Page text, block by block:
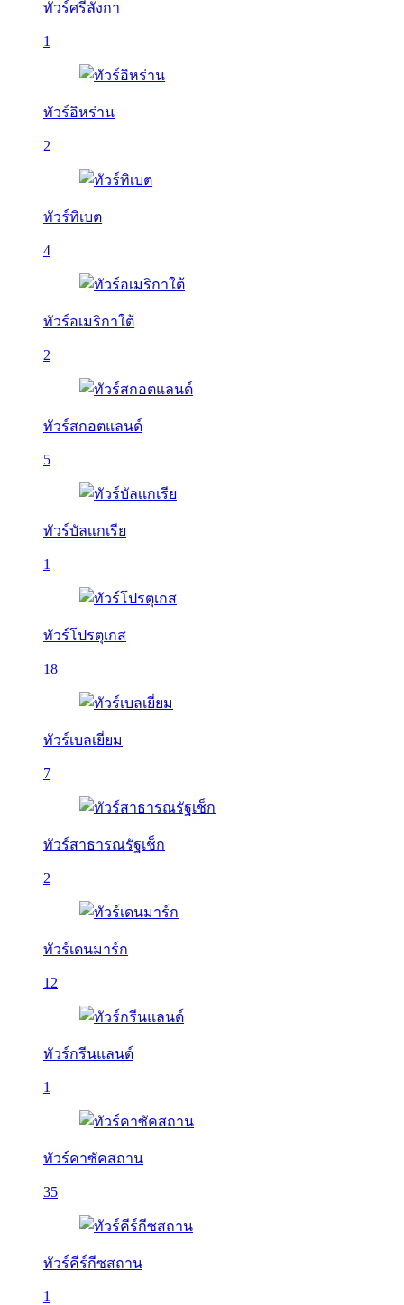
ทัวร์ศรีลังกา
1
ทัวร์อิหร่าน
2
ทัวร์ทิเบต
4
ทัวร์อเมริกาใต้
2
ทัวร์สกอตแลนด์
5
ทัวร์บัลเเกเรีย
1
ทัวร์โปรตุเกส
18
ทัวร์เบลเยี่ยม
7
ทัวร์สาธารณรัฐเช็ก
2
ทัวร์เดนมาร์ก
12
ทัวร์กรีนแลนด์
1
ทัวร์คาซัคสถาน
35
ทัวร์คีร์กีซสถาน
1